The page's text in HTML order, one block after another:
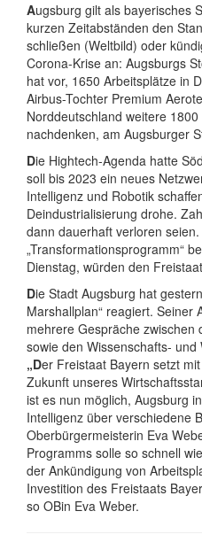
Augsburg gilt als bayerisches
kurzen Zeitabständen den
schließen (Weltbild) oder
Corona-Krise an: Augsburgs
hat vor, 1650 Arbeitsplätze in
Airbus-Tochter Premium
Norddeutschland weitere
nachdenken, am Augsburger
Die Hightech-Agenda hatte
soll bis 2023 ein neues
Intelligenz und Robotik
Deindustrialisierung drohe.
dann dauerhaft verloren
„Transformationsprogramm“
Dienstag, würden den
Die Stadt Augsburg hat
Marshallplan“ reagiert. Seiner
mehrere Gespräche zwischen
sowie den Wissenschafts-
„Der Freistaat Bayern setzt
Zukunft unseres
ist es nun möglich, Augsburg
Intelligenz über verschiedene
Oberbürgermeisterin Eva
Programms solle so schnell
der Ankündigung von
Investition des Freistaats
so OBin Eva Weber.